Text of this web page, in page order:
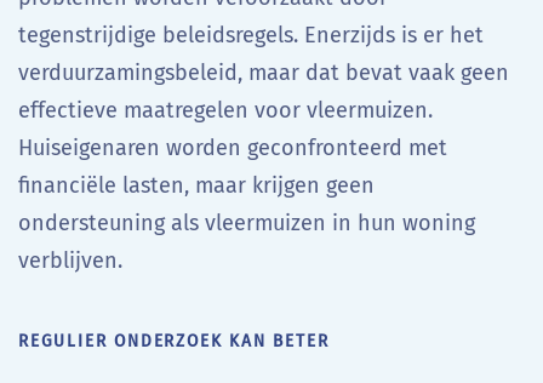
tegenstrijdige beleidsregels. Enerzijds is er het
verduurzamingsbeleid, maar dat bevat vaak geen
effectieve maatregelen voor vleermuizen.
Huiseigenaren worden geconfronteerd met
financiële lasten, maar krijgen geen
ondersteuning als vleermuizen in hun woning
verblijven.
REGULIER ONDERZOEK KAN BETER